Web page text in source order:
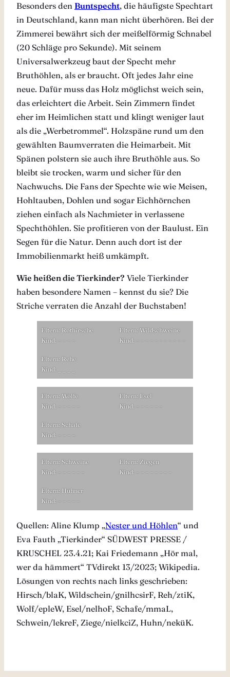
Besonders den Buntspecht, die häufigste Spechtart
in Deutschland, kann man nicht überhören. Bei der
Zimmerei bewährt sich der meißelförmig Schnabel
(20 Schläge pro Sekunde). Mit seinem
Universalwerkzeug baut der Specht mehr
Bruthöhlen, als er braucht. Oft jedes Jahr eine
neue. Dafür muss das Holz möglichst weich sein,
das erleichtert die Arbeit. Sein Zimmern findet
eher im Heimlichen statt und klingt weniger laut
als die „Werbetrommel“. Holzspäne rund um den
gewählten Baumverraten die Heimarbeit. Mit
Spänen polstern sie auch ihre Bruthöhle aus. So
bleibt sie trocken, warm und sicher für den
Nachwuchs. Die Fans der Spechte wie wie Meisen,
Hohltauben, Dohlen und sogar Eichhörnchen
ziehen einfach als Nachmieter in verlassene
Spechthöhlen. Sie profitieren von der Baulust. Ein
Segen für die Natur. Denn auch dort ist der
Immobilienmarkt heiß umkämpft.
Wie heißen die Tierkinder? Viele Tierkinder
haben besondere Namen – kennst du sie? Die
Striche verraten die Anzahl der Buchstaben!
Eltern: Rothirsche
Kind: – – – –
Eltern: Wildschweine
Kind: – – – – –
Eltern: Rehe
Kind:
Eltern: Wölfe
Kind: – – – – –
Eltern: Esel
Kind: – – – – – –
Eltern: Schafe
Kind: – – – –
Eltern: Schweine
Kind: – – – – – –
Eltern: Ziegen
Kind: – – – – – – – –
Eltern: Hühner
Kind: – – – – –
Quellen: Aline Klump „Nester und Höhlen“ und
Eva Fauth „Tierkinder“ SÜDWEST PRESSE /
KRUSCHEL 23.4.21; Kai Friedemann „Hör mal,
wer da hämmert“ TVdirekt 13/2023; Wikipedia.
Lösungen von rechts nach links geschrieben:
Hirsch/blaK, Wildschein/gnilhcsirF, Reh/ztiK,
Wolf/epleW, Esel/nelhoF, Schafe/mmaL,
Schwein/lekreF, Ziege/nielkciZ, Huhn/neküK.